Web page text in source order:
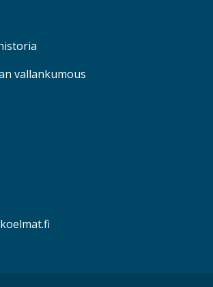
vallankumous